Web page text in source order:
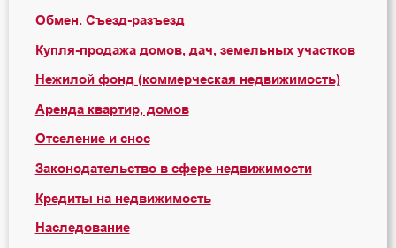
Обмен. Съезд-разъезд
Купля-продажа домов, дач, земельных участков
Нежилой фонд (коммерческая недвижимость)
Аренда квартир, домов
Отселение и снос
Законодательство в сфере недвижимости
Кредиты на недвижимость
Наследование